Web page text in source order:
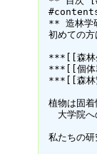
** 造林学
初めての
***[[森林
***[[個体
***[[森林
植物は固
大学院へ
私たちの